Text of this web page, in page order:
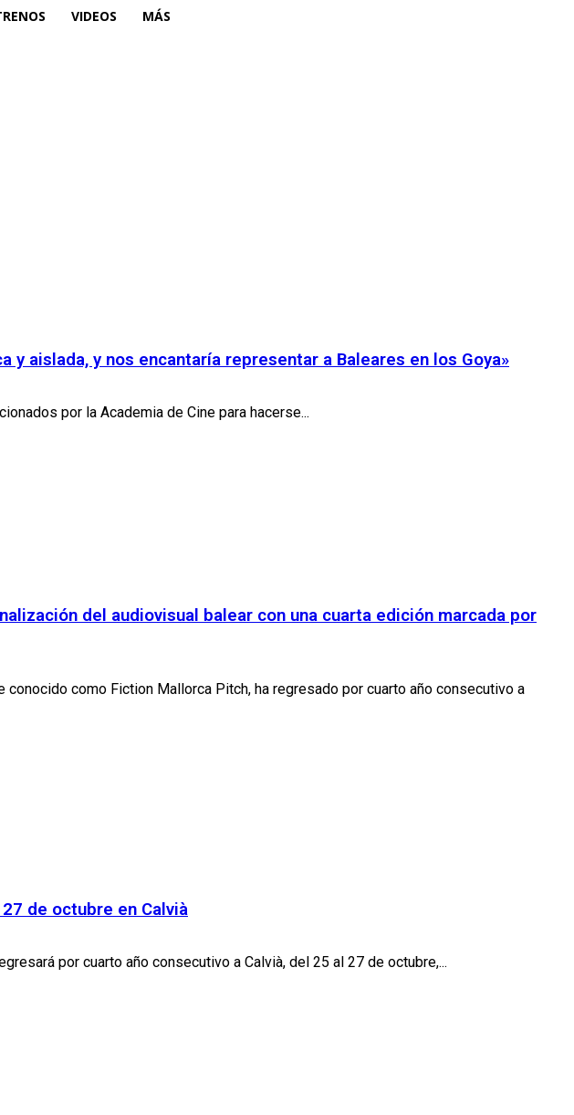
VIDEOS MÁS
y aislada, y nos encantaría representar a Baleares en los Goya»
por la Academia de Cine para hacerse...
del audiovisual balear con una cuarta edición marcada por
como Fiction Mallorca Pitch, ha regresado por cuarto año consecutivo a
de octubre en Calvià
por cuarto año consecutivo a Calvià, del 25 al 27 de octubre,...